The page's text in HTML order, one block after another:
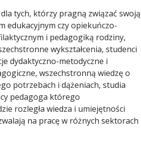
tych, którzy pragną związać swoją
edukacyjnym czy opiekuńczo-
i pedagogiką rodziny,
wykształcenia, studenci
dydaktyczno-metodyczne i
wszechstronną wiedzę o
potrzebach i dążeniach, studia
pedagoga którego
rozległa wiedza i umiejętności
na pracę w różnych sektorach